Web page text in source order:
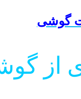
گوشی
از